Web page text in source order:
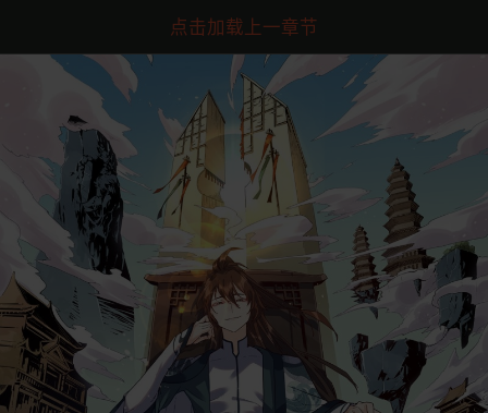
点击加载上一章节